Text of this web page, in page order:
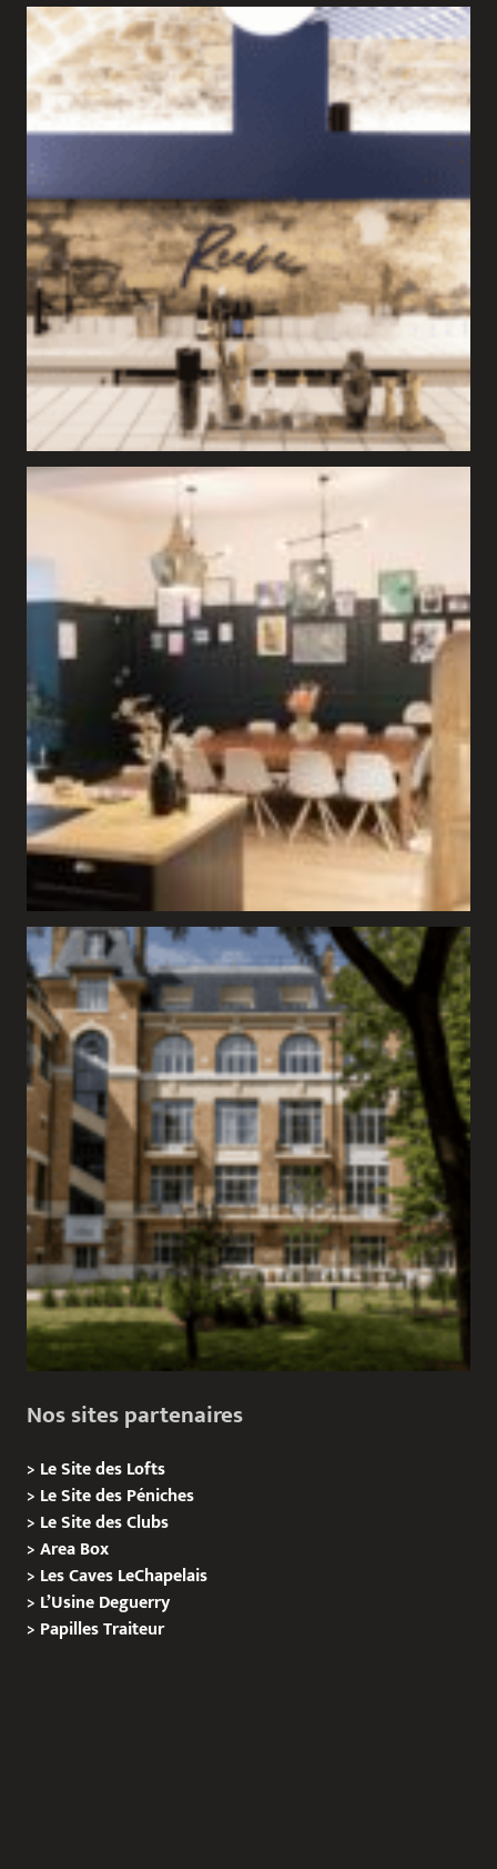
Nos sites partenaires
> Le Site des Lofts
> Le Site des Péniches
> Le Site des Clubs
>Area Box
> Les Caves LeChapelais
> L’Usine Deguerry
> PapillesTraiteur